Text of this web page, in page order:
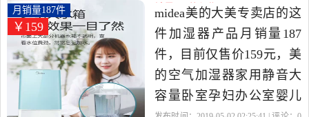
加湿器，由广东 佛山发
货。
音大容量卧室孕妇月销量187件仅售159元
￥159
月销量187件
midea美的大美专卖店的这
件加湿器产品月销量187
件，目前仅售价159元，美
的空气加湿器家用静音大
容量卧室孕妇办公室婴儿